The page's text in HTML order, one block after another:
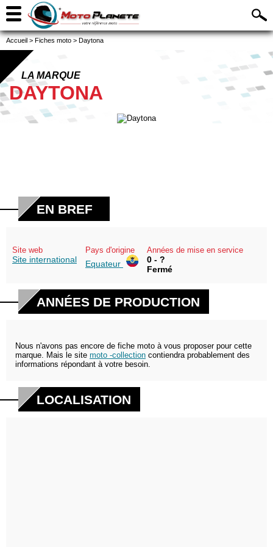
Accueil > Fiches moto > Daytona
LA MARQUE
DAYTONA
EN BREF
Site web
Site international
Pays d'origine
Equateur
Années de mise en service
0 - ?
Fermé
ANNÉES DE PRODUCTION
Nous n'avons pas encore de fiche moto à vous proposer pour cette
marque. Mais le site moto -collection contiendra probablement des
informations répondant à votre besoin.
LOCALISATION